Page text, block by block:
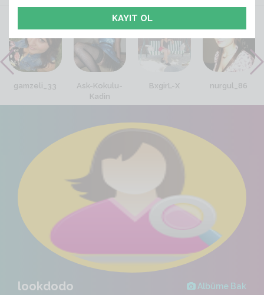
VİTRİN
gamzeli_33
Ask-Kokulu-
Kadin
BxgirL-X nurgul_86
lookdodo Albüme Bak